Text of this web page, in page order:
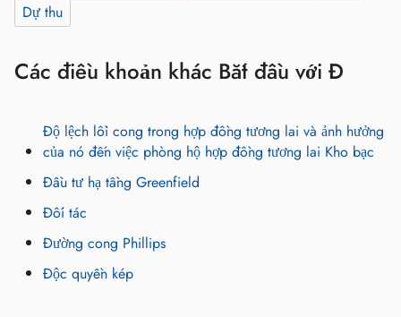
Dự thu
Các điều khoản khác Bắt đầu với Đ
Độ lệch lồi cong trong hợp đồng tương lai và ảnh hưởng
của nó đến việc phòng hộ hợp đồng tương lai Kho bạc
Đầu tư hạ tầng Greenfield
Đối tác
Đường cong Phillips
Độc quyền kép